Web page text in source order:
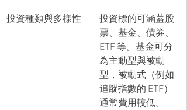
投資種類與多樣性
投資標的可涵蓋股
票、基金、債券、
ETF 等。基金可分
為主動型與被動
型，被動式（例如
追蹤指數的 ETF）
通常費用較低。